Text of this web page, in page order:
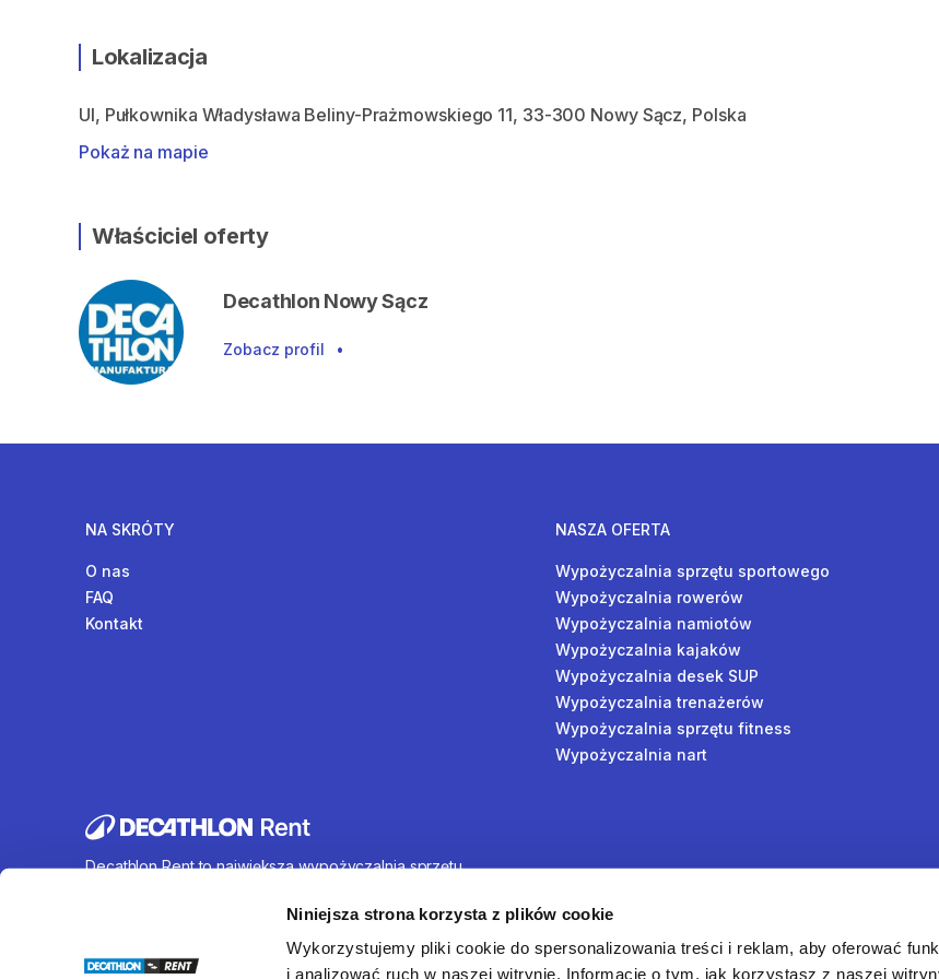
Niniejsza strona korzysta z plików cookie
Wykorzystujemy pliki cookie do spersonalizowania treści i reklam, aby oferować
i analizować ruch w naszej witrynie. Informacje o tym, jak korzystasz z naszej
Lokalizacja
Ul, Pułkownika Władysława Beliny-Prażmowskiego 11, 33-300 Nowy Sącz, Polska
Pokaż na mapie
Właściciel oferty
Decathlon Nowy Sącz
Zobacz profil •
NA SKRÓTY
O nas
FAQ
Kontakt
NASZA OFERTA
Wypożyczalnia sprzętu sportowego
Wypożyczalnia rowerów
Wypożyczalnia namiotów
Wypożyczalnia kajaków
Wypożyczalnia desek SUP
Wypożyczalnia trenażerów
Wypożyczalnia sprzętu fitness
Wypożyczalnia nart
Decathlon Rent to największa wypożyczalnia sprzętu
wynajem rowerów, sprzętu turystycznego, sprzętu do